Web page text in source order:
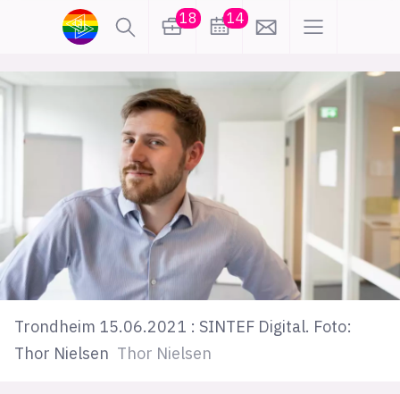
18 14
Trondheim 15.06.2021 : SINTEF Digital. Foto:
Thor Nielsen Thor Nielsen
lønn
KI
karriere
meninger
utdanning sikkerhet
frontend
backend
apputvikling
devops
IoT
design
tilgjengelighet
ukas koder